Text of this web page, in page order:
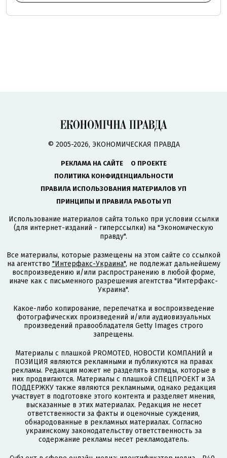
© 2005-2026, ЭКОНОМИЧЕСКАЯ ПРАВДА
РЕКЛАМА НА САЙТЕ
О ПРОЕКТЕ
ПОЛИТИКА КОНФИДЕНЦИАЛЬНОСТИ
ПРАВИЛА ИСПОЛЬЗОВАНИЯ МАТЕРИАЛОВ УП
ПРИНЦИПЫ И ПРАВИЛА РАБОТЫ УП
Использование материалов сайта только при условии ссылки
(для интернет-изданий - гиперссылки) на "Экономическую
правду".
Все материалы, которые размещены на этом сайте со ссылкой
на агентство "Интерфакс-Украина", не подлежат дальнейшему
воспроизведению и/или распространению в любой форме,
иначе как с письменного разрешения агентства "Интерфакс-
Украина".
Какое-либо копирование, перепечатка и воспроизведение
фотографических произведений и/или аудиовизуальных
произведений правообладателя Getty Images строго
запрещены.
Материалы с плашкой PROMOTED, НОВОСТИ КОМПАНИЙ и
ПОЗИЦИЯ являются рекламными и публикуются на правах
рекламы. Редакция может не разделять взгляды, которые в
них продвигаются. Материалы с плашкой СПЕЦПРОЕКТ и ЗА
ПОДДЕРЖКУ также являются рекламными, однако редакция
участвует в подготовке этого контента и разделяет мнения,
высказанные в этих материалах. Редакция не несет
ответственности за факты и оценочные суждения,
обнародованные в рекламных материалах. Согласно
украинскому законодательству ответственность за
содержание рекламы несет рекламодатель.